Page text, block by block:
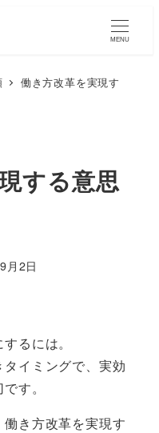
MENU
働き方改革を実現す
する意思
月2日
るには。
イミングで、実効
す。
き方改革を実現す